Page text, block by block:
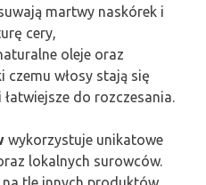
martwy naskórek i
cery,
oleje oraz
włosy stają się
łatwiejsze do rozczesania.
wykorzystuje unikatowe
lokalnych surowców.